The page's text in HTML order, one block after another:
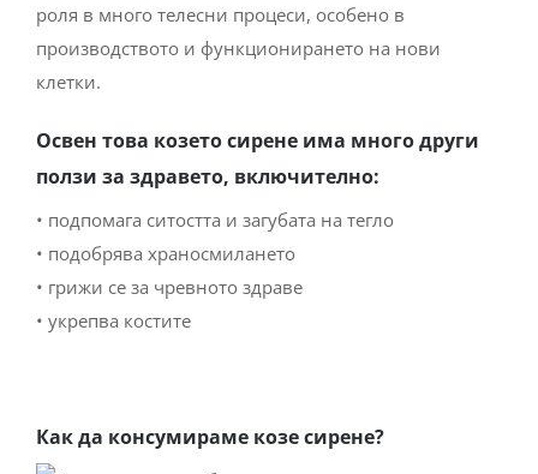
роля в много телесни процеси, особено в
производството и функционирането на нови
клетки.
Освен това козето сирене има много други
ползи за здравето, включително:
• подпомага ситостта и загубата на тегло
• подобрява храносмилането
• грижи се за чревното здраве
• укрепва костите
Как да консумираме козе сирене?